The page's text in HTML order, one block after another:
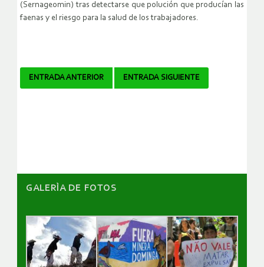
(Sernageomin) tras detectarse que polución que producían las
faenas y el riesgo para la salud de los trabajadores.
Navegador
ENTRADA ANTERIOR ENTRADA SIGUIENTE
GALERÌA DE FOTOS